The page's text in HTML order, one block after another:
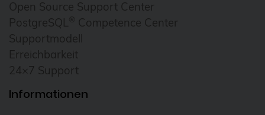
Open Source Support Center
PostgreSQL ® Competence Center
Supportmodell
Erreichbarkeit
24×7 Support
Informationen